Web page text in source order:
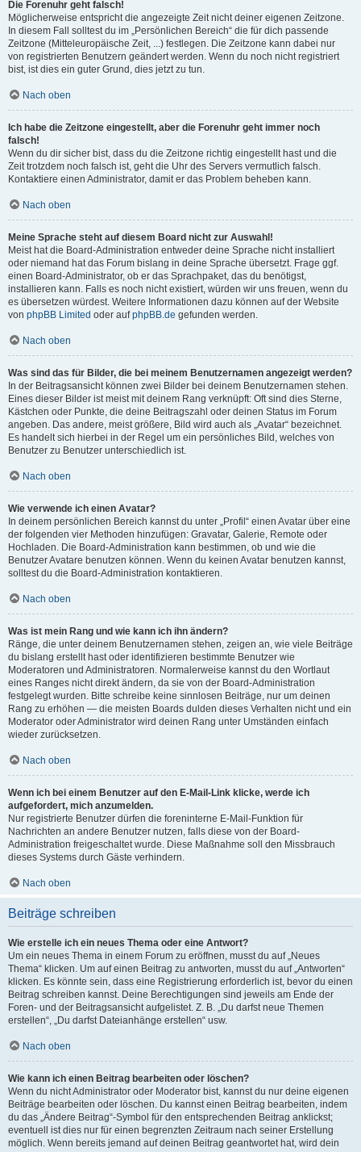
Die Forenuhr geht falsch!
Möglicherweise entspricht die angezeigte Zeit nicht deiner eigenen Zeitzone.
In diesem Fall solltest du im „Persönlichen Bereich“ die für dich passende
Zeitzone (Mitteleuropäische Zeit, ...) festlegen. Die Zeitzone kann dabei nur
von registrierten Benutzern geändert werden. Wenn du noch nicht registriert
bist, ist dies ein guter Grund, dies jetzt zu tun.
Nach oben
Ich habe die Zeitzone eingestellt, aber die Forenuhr geht immer noch
falsch!
Wenn du dir sicher bist, dass du die Zeitzone richtig eingestellt hast und die
Zeit trotzdem noch falsch ist, geht die Uhr des Servers vermutlich falsch.
Kontaktiere einen Administrator, damit er das Problem beheben kann.
Nach oben
Meine Sprache steht auf diesem Board nicht zur Auswahl!
Meist hat die Board-Administration entweder deine Sprache nicht installiert
oder niemand hat das Forum bislang in deine Sprache übersetzt. Frage ggf.
einen Board-Administrator, ob er das Sprachpaket, das du benötigst,
installieren kann. Falls es noch nicht existiert, würden wir uns freuen, wenn du
es übersetzen würdest. Weitere Informationen dazu können auf der Website
von phpBB Limited oder aufphpBB.de gefunden werden.
Nach oben
Was sind das für Bilder, die bei meinem Benutzernamen angezeigt werden?
In der Beitragsansicht können zwei Bilder bei deinem Benutzernamen stehen.
Eines dieser Bilder ist meist mit deinem Rang verknüpft: Oft sind dies Sterne,
Kästchen oder Punkte, die deine Beitragszahl oder deinen Status im Forum
angeben. Das andere, meist größere, Bild wird auch als „Avatar“ bezeichnet.
Es handelt sich hierbei in der Regel um ein persönliches Bild, welches von
Benutzer zu Benutzer unterschiedlich ist.
Nach oben
Wie verwende ich einen Avatar?
In deinem persönlichen Bereich kannst du unter „Profil“ einen Avatar über eine
der folgenden vier Methoden hinzufügen: Gravatar, Galerie, Remote oder
Hochladen. Die Board-Administration kann bestimmen, ob und wie die
Benutzer Avatare benutzen können. Wenn du keinen Avatar benutzen kannst,
solltest du die Board-Administration kontaktieren.
Nach oben
Was ist mein Rang und wie kann ich ihn ändern?
Ränge, die unter deinem Benutzernamen stehen, zeigen an, wie viele Beiträge
du bislang erstellt hast oder identifizieren bestimmte Benutzer wie
Moderatoren und Administratoren. Normalerweise kannst du den Wortlaut
eines Ranges nicht direkt ändern, da sie von der Board-Administration
festgelegt wurden. Bitte schreibe keine sinnlosen Beiträge, nur um deinen
Rang zu erhöhen — die meisten Boards dulden dieses Verhalten nicht und ein
Moderator oder Administrator wird deinen Rang unter Umständen einfach
wieder zurücksetzen.
Nach oben
Wenn ich bei einem Benutzer auf den E-Mail-Link klicke, werde ich
aufgefordert, mich anzumelden.
Nur registrierte Benutzer dürfen die foreninterne E-Mail-Funktion für
Nachrichten an andere Benutzer nutzen, falls diese von der Board-
Administration freigeschaltet wurde. Diese Maßnahme soll den Missbrauch
dieses Systems durch Gäste verhindern.
Nach oben
Beiträge schreiben
Wie erstelle ich ein neues Thema oder eine Antwort?
Um ein neues Thema in einem Forum zu eröffnen, musst du auf „Neues
Thema“ klicken. Um auf einen Beitrag zu antworten, musst du auf „Antworten“
klicken. Es könnte sein, dass eine Registrierung erforderlich ist, bevor du einen
Beitrag schreiben kannst. Deine Berechtigungen sind jeweils am Ende der
Foren- und der Beitragsansicht aufgelistet. Z. B. „Du darfst neue Themen
erstellen“, „Du darfst Dateianhänge erstellen“ usw.
Nach oben
Wie kann ich einen Beitrag bearbeiten oder löschen?
Wenn du nicht Administrator oder Moderator bist, kannst du nur deine eigenen
Beiträge bearbeiten oder löschen. Du kannst einen Beitrag bearbeiten, indem
du das „Ändere Beitrag“-Symbol für den entsprechenden Beitrag anklickst;
eventuell ist dies nur für einen begrenzten Zeitraum nach seiner Erstellung
möglich. Wenn bereits jemand auf deinen Beitrag geantwortet hat, wird dein